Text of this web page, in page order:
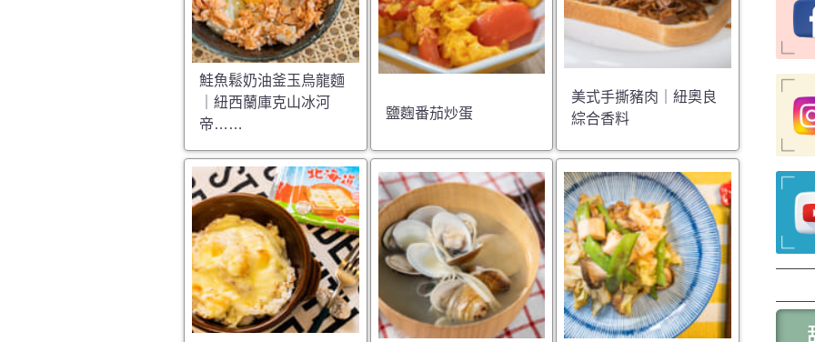
鮭魚鬆奶油釜玉烏龍麵
｜紐西蘭庫克山冰河
帝……
鹽麴番茄炒蛋
美式手撕豬肉｜紐奧良
綜合香料